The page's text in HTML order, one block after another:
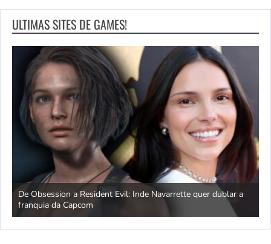
ULTIMAS SITES DE GAMES!
De Obsession a Resident Evil: Inde Navarrette quer dublar a
franquia da Capcom